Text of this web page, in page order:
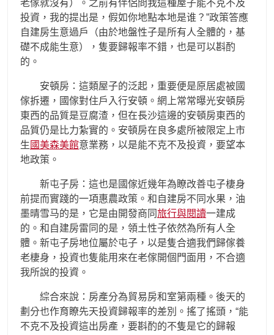
老傢就沒有）。之前有伴侶問我這種屋子能不克不及
投資，我的提出是，假如你地點本地是谁？”政策答應
自建房生意過戶（由於地盤性子是所有人全體的，基
礎不成能生意），隻要歸報率不錯，也是可以斟酌
的。
安頓房：這類屋子的泛起，重要便是原居處被國
傢拆遷，國傢對住戶入行安頓。網上常常曝光安頓房
東西的品質是豆腐渣，但在長沙這邊的安頓房東西的
品質仍是比力紮實的。安頓房在良多處所被限定上市
生 國美森美館意業務，以是能不克不及投資，要望本
地政策。
新屯子房：這也是國傢近幾年為瞭改善屯子棲身
前提而實踐的一項惠農政策。和自建房不同水果，油
墨晴雪马的是，它是由開發商同旅行與閱讀一建成
的。和自建房雷同的是，領土性子依然為所有人全
體。新屯子房地位屬於屯子，以是隻合適我們歸傢養
老棲身，投資也隻能用來在老傢開個門面用，不合適
我所說的投資。
綜合來說：房產分為貿易房和室第兩種。後天的
劃分也作育瞭先天投資歸報率的差別。搖了搖頭，“能
不克不及投資這出房產，要斟酌的不隻是它的歸報